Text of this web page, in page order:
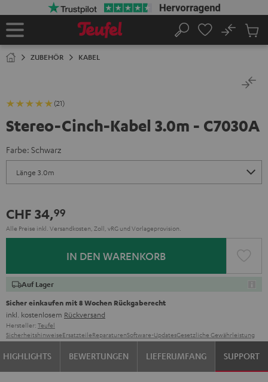
Startseite
Suche
No
ZUBEHÖR KABEL
(21)
Stereo-Cinch-Kabel 3.0m - C7030A
Farbe: Schwarz
CHF 34,99
Alle Preise inkl. Versandkosten, Zoll, vRG und Vorlageprovision.
IN DEN WARENKORB
Auf Lager
Sicher einkaufen mit 8 Wochen Rückgaberecht
inkl. kostenlosem Rückversand
Hersteller: Teufel
SicherheitshinweiseErsatzteileReparaturenSoftware-UpdatesGesetzliche Gewährleistung
HIGHLIGHTS BEWERTUNGEN LIEFERUMFANG SUPPORT